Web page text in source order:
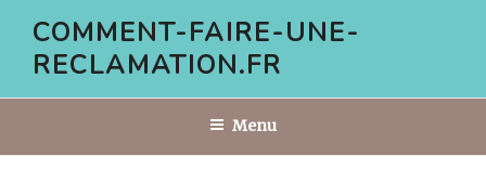
contenu
COMMENT-FAIRE-UNE-
RECLAMATION.FR
Menu